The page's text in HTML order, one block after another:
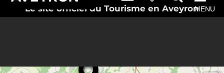
Le site officiel du Tourisme en AveyronMENU